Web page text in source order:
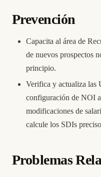
Prevención
Capacita al área de
de nuevos prospectos
principio.
Verifica y actualiza las
configuración de NOI
modificaciones de
calcule los SDIs
Problemas